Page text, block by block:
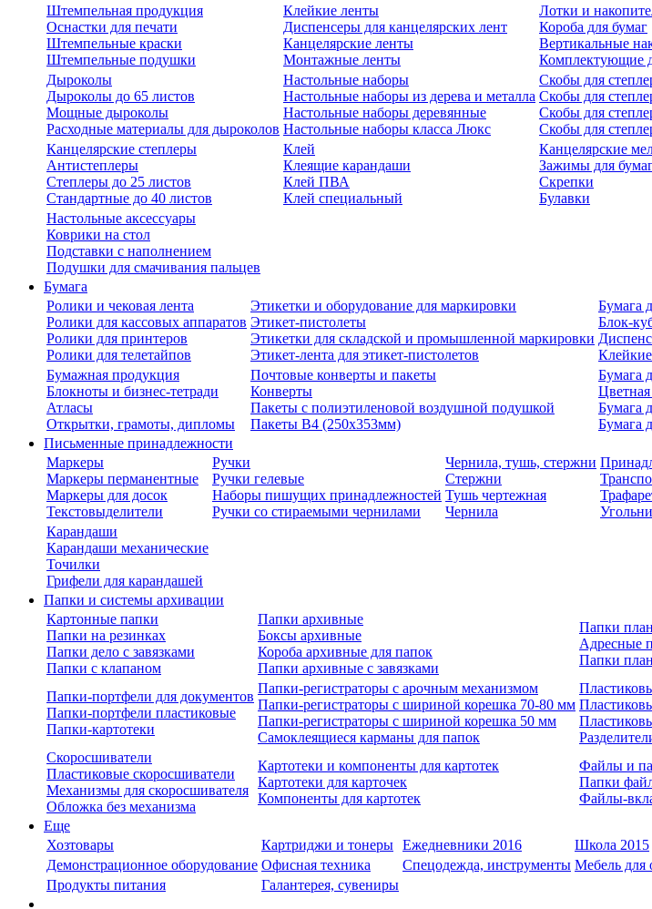
Штемпельная продукция
Оснастки для печати
Штемпельные краски
Штемпельные подушки
Клейкие ленты
Диспенсеры для канцелярских лент
Канцелярские ленты
Монтажные ленты
Лотки и
Короба для бумаг
Вертикальные
Комплектующие
Дыроколы
Дыроколы до 65 листов
Мощные дыроколы
Расходные материалы для дыроколов
Настольные наборы
Настольные наборы из дерева и металла
Настольные наборы деревянные
Настольные наборы класса Люкс
Скобы для
Скобы для
Скобы для
Скобы для
Канцелярские степлеры
Антистеплеры
Степлеры до 25 листов
Стандартные до 40 листов
Клей
Клеящие карандаши
Клей ПВА
Клей специальный
Канцелярские
Зажимы для
Скрепки
Булавки
Настольные аксессуары
Коврики на стол
Подставки с наполнением
Подушки для смачивания пальцев
Бумага
Ролики и чековая лента
Ролики для кассовых аппаратов
Ролики для принтеров
Ролики для телетайпов
Этикетки и оборудование для маркировки
Этикет-пистолеты
Этикетки для складской и промышленной маркировки
Этикет-лента для этикет-пистолетов
Бумага
Блок-
Бумажная продукция
Блокноты и бизнес-тетради
Атласы
Открытки, грамоты, дипломы
Почтовые конверты и пакеты
Конверты
Пакеты с полиэтиленовой воздушной подушкой
Пакеты В4 (250х353мм)
Бумага
Цветная
Бумага
Бумага
Письменные принадлежности
Маркеры
Маркеры перманентные
Маркеры для досок
Текстовыделители
Ручки
Ручки гелевые
Наборы пишущих принадлежностей
Ручки со стираемыми чернилами
Чернила, тушь, стержни
Стержни
Тушь чертежная
Чернила
Карандаши
Карандаши механические
Точилки
Грифели для карандашей
Папки и системы архивации
Картонные папки
Папки на резинках
Папки дело с завязками
Папки с клапаном
Папки архивные
Боксы архивные
Короба архивные для папок
Папки архивные с завязками
Папки
Адресные
Папки
Папки-портфели для документов
Папки-портфели пластиковые
Папки-картотеки
Папки-регистраторы с арочным механизмом
Папки-регистраторы с шириной корешка 70-80 мм
Папки-регистраторы с шириной корешка 50 мм
Самоклеящиеся карманы для папок
Скоросшиватели
Пластиковые скоросшиватели
Механизмы для скоросшивателя
Обложка без механизма
Картотеки и компоненты для картотек
Картотеки для карточек
Компоненты для картотек
Файлы и
Папки
Файлы-
Еще
Хозтовары
Картриджи и тонеры Ежедневники 2016
Школа 2015
Демонстрационное оборудование Офисная техника Спецодежда, инструменты Мебель для
Продукты питания
Галантерея, сувениры